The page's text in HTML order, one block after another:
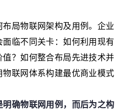
局物联网架构及用例。企业
临不同关卡：如何利用现有
？如何整合布局先进技术并
联网体系构建最优商业模式
确物联网用例，而后为之构